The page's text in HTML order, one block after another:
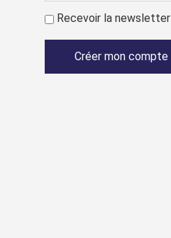
Recevoir la newsletter